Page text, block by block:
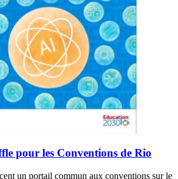
pour les Conventions de Rio
un portail commun aux conventions sur le